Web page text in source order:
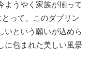
ようやく家族が揃って
とって、このダブリン
いという願いが込めら
に包まれた美しい風景